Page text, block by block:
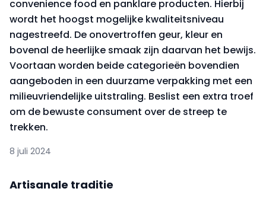
convenience food en panklare producten. Hierbij
wordt het hoogst mogelijke kwaliteitsniveau
nagestreefd. De onovertroffen geur, kleur en
bovenal de heerlijke smaak zijn daarvan het bewijs.
Voortaan worden beide categorieën bovendien
aangeboden in een duurzame verpakking met een
milieuvriendelijke uitstraling. Beslist een extra troef
om de bewuste consument over de streep te
trekken.
8 juli 2024
Artisanale traditie